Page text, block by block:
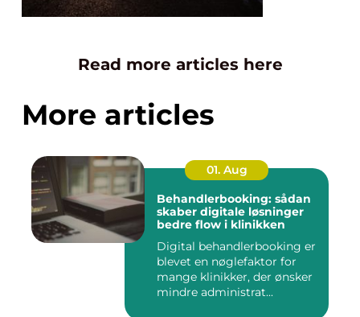
Read more articles here
More articles
01. Aug
Behandlerbooking: sådan
skaber digitale løsninger
bedre flow i klinikken
Digital behandlerbooking er
blevet en nøglefaktor for
mange klinikker, der ønsker
mindre administrat...